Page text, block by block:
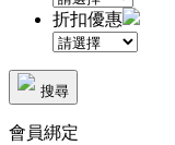
折扣優惠
搜尋
會員綁定